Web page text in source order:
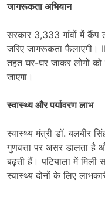
जागरूकता अभियान
सरकार 3,333 गांवों में कैंप
जरिए जागरूकता फैलाएगी।
तहत घर-घर जाकर लोगों को
जाएगा।
स्वास्थ्य और पर्यावरण लाभ
स्वास्थ्य मंत्री डॉ. बलबीर
गुणवत्ता पर असर डालता है
बढ़ती हैं। पटियाला में मिली
स्वास्थ्य दोनों के लिए